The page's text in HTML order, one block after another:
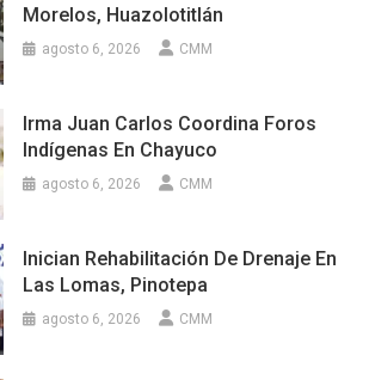
Morelos, Huazolotitlán
agosto 6, 2026 CMM
Irma Juan Carlos Coordina Foros
Indígenas En Chayuco
agosto 6, 2026 CMM
Inician Rehabilitación De Drenaje En
Las Lomas, Pinotepa
agosto 6, 2026 CMM